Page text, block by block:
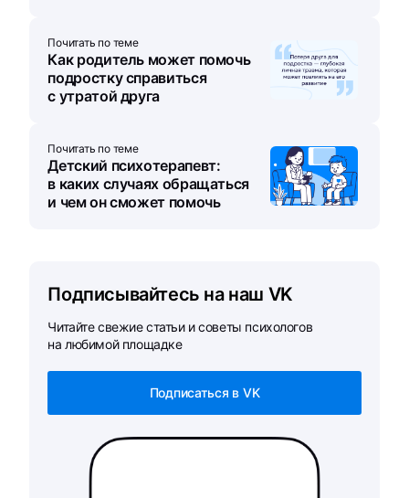
Почитать по теме
Как родитель может помочь
подростку справиться
с утратой друга
Почитать по теме
Детский психотерапевт:
в каких случаях обращаться
и чем он сможет помочь
Подписывайтесь на наш VK
Читайте свежие статьи и советы психологов
на любимой площадке
Подписаться в VK